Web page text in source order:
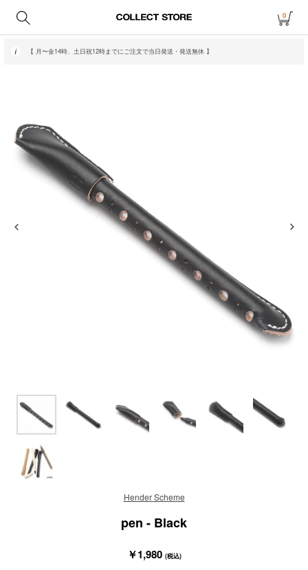
0
【 月〜金14時、土日祝12時までにご注文で当日発送・発送無休 】
Hender Scheme
pen - Black
￥1,980 (税込)